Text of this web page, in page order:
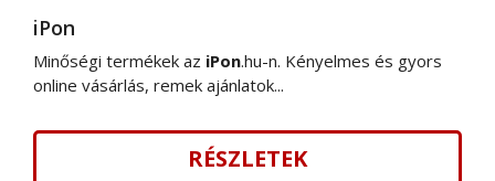
iPon
Minőségi termékek az iPon.hu-n. Kényelmes és gyors
online vásárlás, remek ajánlatok...
RÉSZLETEK